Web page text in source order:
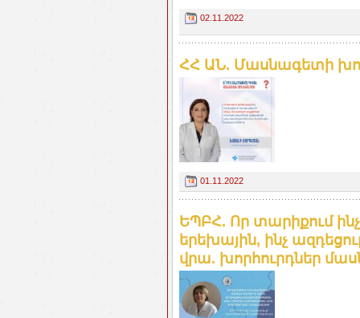
02.11.2022
ՀՀ ԱՆ. Մասնագետի
01.11.2022
ԵՊԲՀ. Որ տարիքում
երեխային, ինչ
վրա. խորհուրդներ